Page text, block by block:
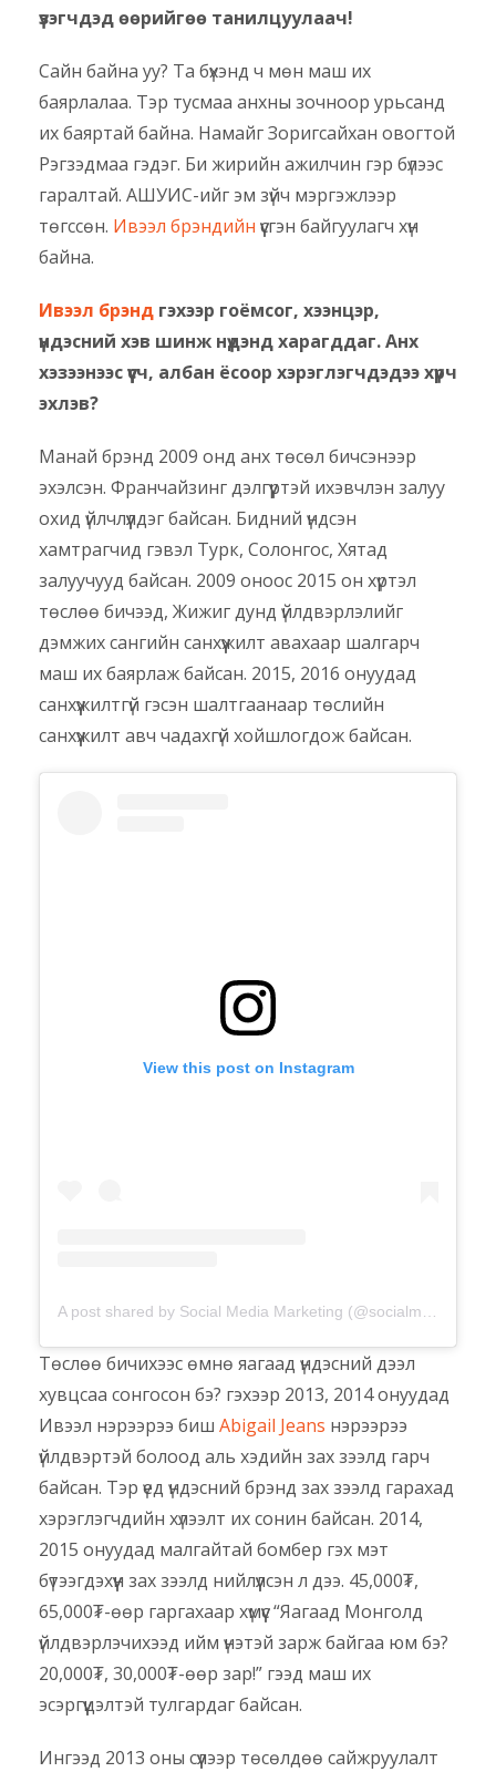
үзэгчдэд өөрийгөө танилцуулаач!
Сайн байна уу? Та бүхэнд ч мөн маш их
баярлалаа. Тэр тусмаа анхны зочноор урьсанд
их баяртай байна. Намайг Зоригсайхан овогтой
Рэгзэдмаа гэдэг. Би жирийн ажилчин гэр бүлээс
гаралтай. АШУИС-ийг эм зүйч мэргэжлээр
төгссөн. Ивээл брэндийн үүсгэн байгуулагч хүн
байна.
Ивээл брэнд гэхээр гоёмсог, хээнцэр,
үндэсний хэв шинж нүдэнд харагддаг. Анх
хэзээнээс үүсч, албан ёсоор хэрэглэгчдэдээ хүрч
эхлэв?
Манай брэнд 2009 онд анх төсөл бичсэнээр
эхэлсэн. Франчайзинг дэлгүүртэй ихэвчлэн залуу
охид үйлчлүүлдэг байсан. Бидний үндсэн
хамтрагчид гэвэл Турк, Солонгос, Хятад
залуучууд байсан. 2009 оноос 2015 он хүртэл
төслөө бичээд, Жижиг дунд үйлдвэрлэлийг
дэмжих сангийн санхүүжилт авахаар шалгарч
маш их баярлаж байсан. 2015, 2016 онуудад
санхүүжилтгүй гэсэн шалтгаанаар төслийн
санхүүжилт авч чадахгүй хойшлогдож байсан.
View this post on Instagram
Төслөө бичихээс өмнө яагаад үндэсний дээл
хувцсаа сонгосон бэ? гэхээр 2013, 2014 онуудад
Ивээл нэрээрээ биш Abigail Jeans нэрээрээ
үйлдвэртэй болоод аль хэдийн зах зээлд гарч
байсан. Тэр үед үндэсний брэнд зах зээлд гарахад
хэрэглэгчдийн хүлээлт их сонин байсан. 2014,
2015 онуудад малгайтай бомбер гэх мэт
бүтээгдэхүүн зах зээлд нийлүүлсэн л дээ. 45,000₮,
65,000₮-өөр гаргахаар хүмүүс “Яагаад Монголд
үйлдвэрлэчихээд ийм үнэтэй зарж байгаа юм бэ?
20,000₮, 30,000₮-өөр зар!” гээд маш их
эсэргүүцэлтэй тулгардаг байсан.
Ингээд 2013 оны сүүлээр төсөлдөө сайжруулалт